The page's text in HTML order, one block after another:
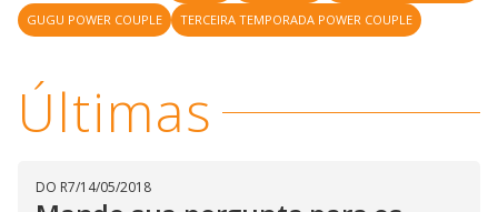
i
M
u
GUGU POWER COUPLE
TERCEIRA TEMPORADA POWER COUPLE
Últimas
DO R7/14/05/2018